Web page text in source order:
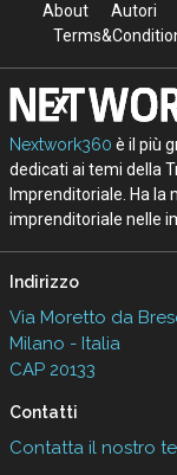
About Autori
Nextwork360 è il più
dedicati ai temi della
Imprenditoriale. Ha
imprenditoriale nelle
Indirizzo
Via Moretto da
Milano - Italia
CAP 20133
Contatti
Contatta il nostro